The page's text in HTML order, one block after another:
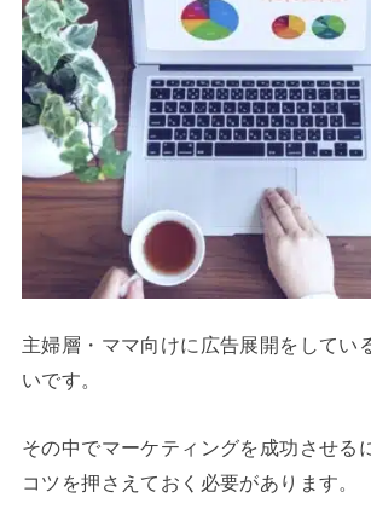
主婦層・ママ向けに広告展開をしてい
いです。
その中でマーケティングを成功させる
コツを押さえておく必要があります。